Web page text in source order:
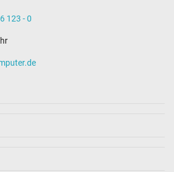
123 - 0